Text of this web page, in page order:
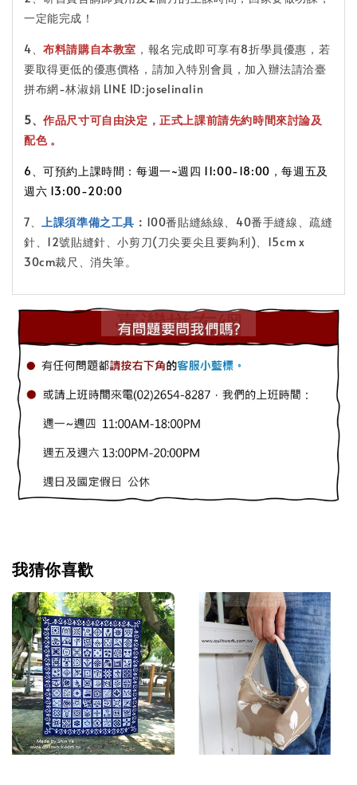
一定能完成！
4、布料請購自本教室 ，報名完成即可享有8折學員優惠，若
要取得更低的優惠價格，請加入特別會員，加入辦法請洽臺
拼布網-林淑娟 LINE ID:joselinalin
5、作品尺寸可自由決定，正式上課前請先約時間來討論及
配色。
6、可預約上課時間：每週一~週四 11:00-18:00，每週五及
週六 13:00-20:00
7、上課須準備之工具 ： 100番貼縫絲線、40番手縫線、疏縫
針、 12號貼縫針、小剪刀(刀尖要尖且要夠利)、 15cm x
30cm裁尺、消失筆。
我猜你喜歡